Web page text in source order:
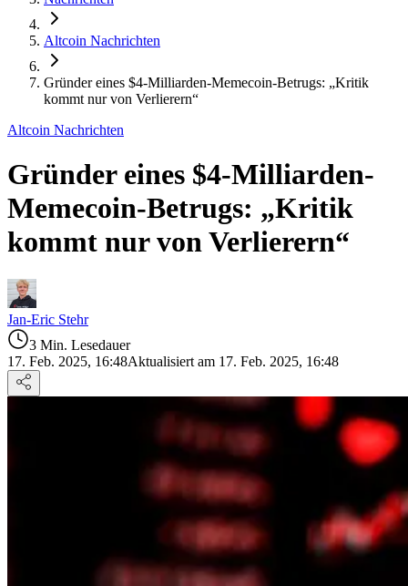
Altcoin Nachrichten
Gründer eines $4-Milliarden-Memecoin-Betrugs: „Kritik
kommt nur von Verlierern“
Altcoin Nachrichten
Gründer eines $4-Milliarden-
Memecoin-Betrugs: „Kritik
kommt nur von Verlierern“
Jan-Eric Stehr
3 Min. Lesedauer
17. Feb. 2025, 16:48Aktualisiert am 17. Feb. 2025, 16:48